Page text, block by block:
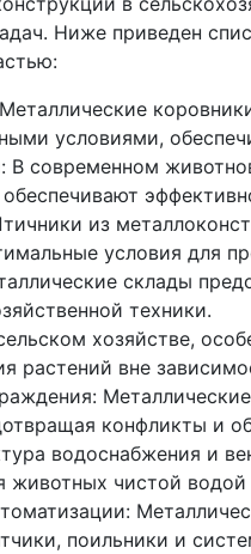
Ниже приведен
условиями,
В современном
из
условия для
склады
техники.
хозяйстве,
растений вне
конфликты и
водоснабжения и
животных чистой
поильники и